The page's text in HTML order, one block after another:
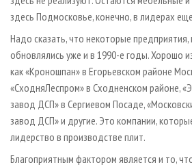
здесь Подмосковье, конечно, в лидерах
Надо сказать, что некоторые
обновлялись уже и в 1990-е годы. Хорошо
как «Кроношпан» в Егорьевском районе
«СходняЛеспром» в Сходненском районе,
завод ДСП» в Сергиевом Посаде,
завод ДСП» и другие. Это компании,
лидерство в производстве плит.
Благоприятным фактором является и то,